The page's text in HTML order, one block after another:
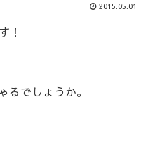
2015.05.01
！
るでしょうか。